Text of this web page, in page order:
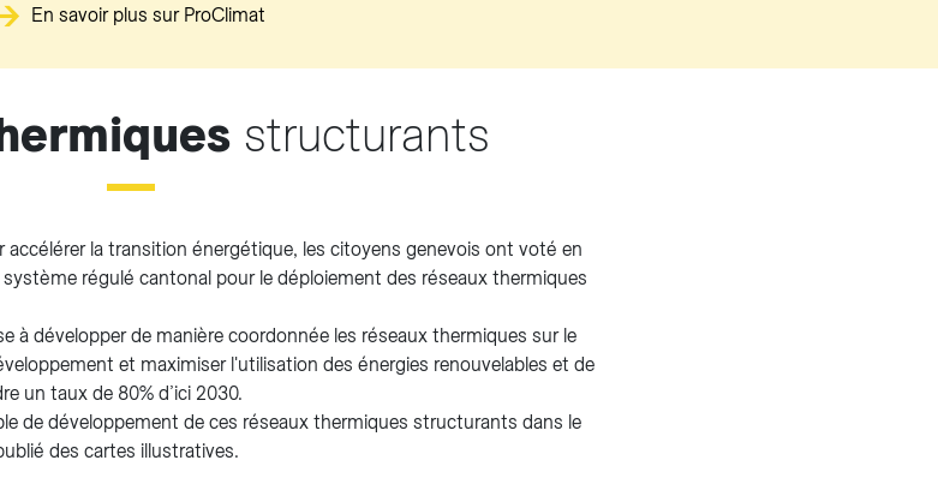
En savoir plus sur ProClimat
structurants
la transition énergétique, les citoyens genevois ont voté en
régulé cantonal pour le déploiement des réseaux thermiques
à développer de manière coordonnée les réseaux thermiques sur le
et maximiser l'utilisation des énergies renouvelables et de
un taux de 80% d’ici 2030.
de développement de ces réseaux thermiques structurants dans le
des cartes illustratives.